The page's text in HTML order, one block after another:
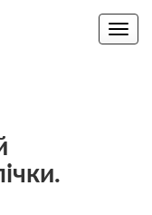
Toggle